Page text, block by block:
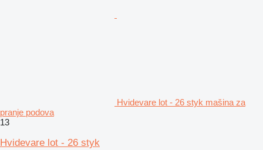
Hvidevare lot - 26 styk mašina za
pranje podova
13
Hvidevare lot - 26 styk